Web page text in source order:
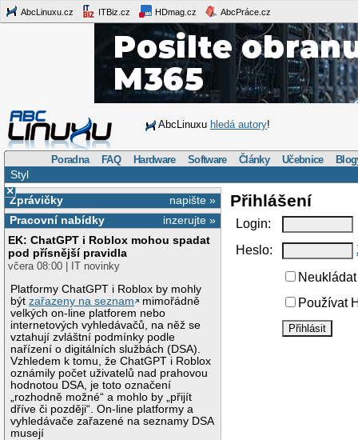
AbcLinuxu.cz ITBiz.cz HDmag.cz AbcPráce.cz
AbcLinuxu hledá autory!
Poradna FAQ Hardware Software Články Učebnice
Styl
×
napište »
Zprávičky
inzerujte »
Pracovní nabídky
EK: ChatGPT i Roblox mohou spadat
pod přísnější pravidla
včera 08:00 | IT novinky
Platformy ChatGPT i Roblox by mohly
býtzařazeny na seznam
mimořádně
velkých on-line platforem nebo
internetových vyhledávačů, na něž se
vztahují zvláštní podmínky podle
nařízení o digitálních službách (DSA).
Vzhledem k tomu, že ChatGPT i Roblox
oznámily počet uživatelů nad prahovou
hodnotou DSA, je toto označení
„rozhodně možné“ a mohlo by „přijít
dříve či později“. On-line platformy a
vyhledávače zařazené na seznamy DSA
musejí
Přihlášení
Login:
Heslo:
Používat